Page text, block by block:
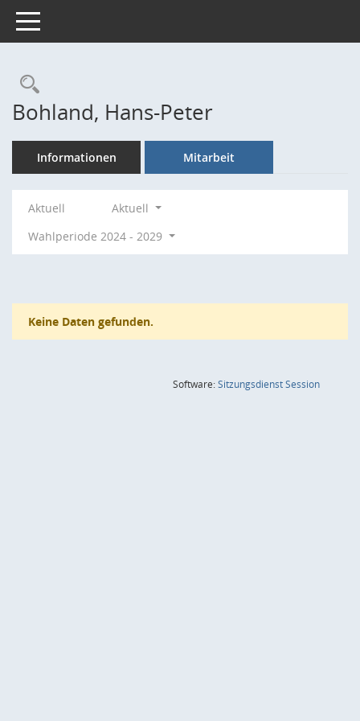
Toggle navigation
Rechercheauswahl
Bohland, Hans-Peter
Informationen Mitarbeit
Aktuell
Aktuell
Wahlperiode 2024 - 2029
Keine Daten gefunden.
Software:SitzungsdienstSession(Wird in